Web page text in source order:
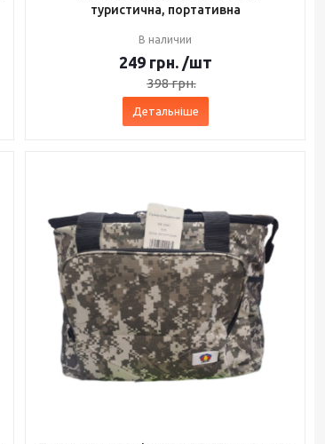
туристична, портативна
В наличии
249 грн. /шт
398грн.
Детальніше